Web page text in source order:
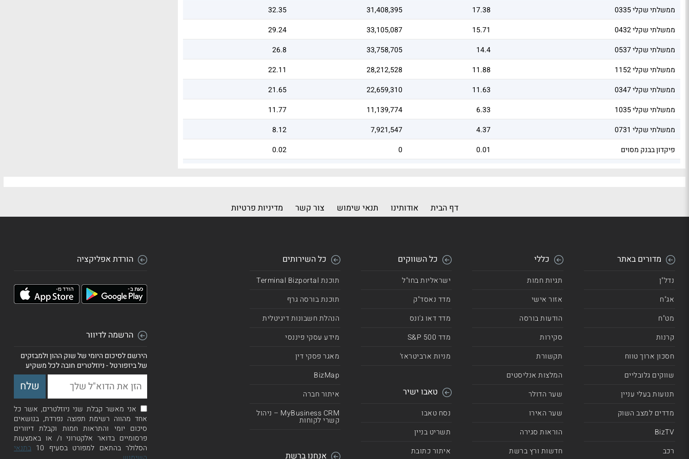
ממשלתי שקלי 0335
17.38
31,408,395
32.35
ממשלתי שקלי 0432
15.71
33,105,087
29.24
ממשלתי שקלי 0537
14.4
33,758,705
26.8
ממשלתי שקלי 1152
11.88
28,212,528
22.11
ממשלתי שקלי 0347
11.63
22,659,310
21.65
ממשלתי שקלי 1035
6.33
11,139,774
11.77
ממשלתי שקלי 0731
4.37
7,921,547
8.12
פיקדון בבנק מסוים
0.01
0
0.02
דף הבית אודותינו תנאי שימוש צור קשר מדיניות פרטיות
מדורים באתר
נדל"ן
אג"ח
מט"ח
קרנות
חסכון ארוך טווח
שווקים גלובליים
תנועות בעלי עניין
מדדים למצב השוק
BizTV
רכב
כללי
תגיות חמות
אזור אישי
הודעות בורסה
סקירות
תקשורת
המלצות אנליסטים
שער הדולר
שער האירו
הוראות סגירה
חדשות ורץ ברשת
כל השווקים
ישראליות בחו"ל
מדד נאסד"ק
מדד דאו ג'ונס
מדד 500 S&P
מניות ארביטראז'
טאבו ישיר
נסח טאבו
תשריט בניין
איתור כתובת
כל השירותים
תוכנת Terminal Bizportal
תוכנת בורסה גרף
הנהלת חשבונות דיגיטלית
מידע עסקי פיננסי
מאגר פסקי דין
BizMap
איתור חברה
MyBusiness CRM – ניהול
קשרי לקוחות
אנחנו ברשת
הורדת אפליקציה
הרשמה לדיוור
הירשם לסיכום היומי של שוק ההון ולמבזקים
של ביזפורטל - ניוזלטרים חובה לכל משקיע
אני מאשר קבלת שני ניוזלטרים, אשר כל
אחד מהווה רשימת תפוצה נפרדת, בנושאים
סיכום יומי והתראות חמות וקבלת דיוורים
פרסומיים בדואר אלקטרוני ו/ או באמצעות
הסלולר בהתאם למפורט בסעיף 10
בתנאי